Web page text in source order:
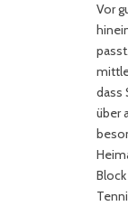
Vor
dass
über